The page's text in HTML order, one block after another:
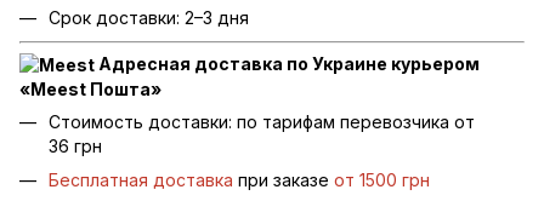
Срок доставки: 2–3 дня
Адресная доставка по Украине курьером
«Meest Пошта»
Стоимость доставки: по тарифам перевозчика от
36 грн
Бесплатная доставка при заказе от 1500 грн